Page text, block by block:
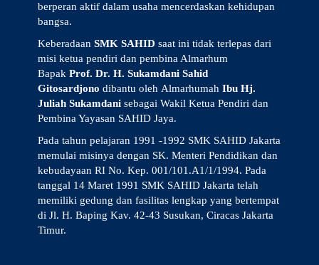
berperan aktif dalam usaha mencerdaskan kehidupan
bangsa.
Keberadaan SMK SAHID saat ini tidak terlepas dari
misi ketua pendiri dan pembina Almarhum
Bapak Prof. Dr. H. Sukamdani Sahid
Gitosardjono dibantu oleh Almarhumah Ibu Hj.
Juliah Sukamdanisebagai Wakil Ketua Pendiri dan
Pembina Yayasan SAHID Jaya.
Pada tahun pelajaran 1991 -1992 SMK SAHID Jakarta
memulai misinya dengan SK. Menteri Pendidikan dan
kebudayaan RI No. Kep. 001/101.A1/1/1994. Pada
tanggal 14 Maret 1991 SMK SAHID Jakarta telah
memiliki gedung dan fasilitas lengkap yang bertempat
di Jl. H. Baping Kav. 42-43 Susukan, Ciracas Jakarta
Timur.